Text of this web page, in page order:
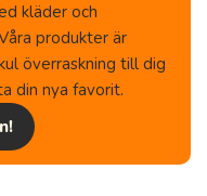
kläder och
produkter är
överraskning till dig
din nya favorit.